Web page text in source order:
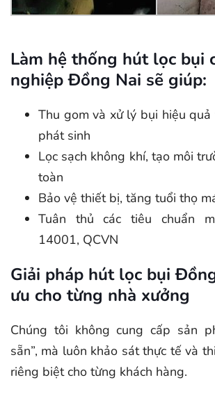
Làm hệ thống hút lọc bụi
nghiệp Đồng Nai sẽ giúp:
Thu gom và xử lý bụi hiệu
phát sinh
Lọc sạch không khí, tạo môi
toàn
Bảo vệ thiết bị, tăng tuổi thọ
Tuân thủ các tiêu chuẩn
14001, QCVN
Giải pháp hút lọc bụi
ưu cho từng nhà xưởng
Chúng tôi không cung cấp sản
sẵn”, mà luôn khảo sát thực tế và
riêng biệt cho từng khách hàng.